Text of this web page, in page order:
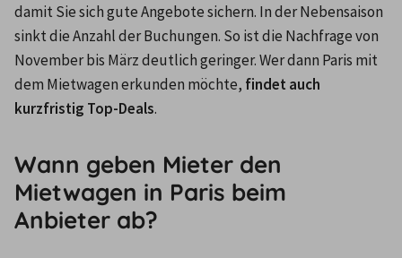
damit Sie sich gute Angebote sichern. In der Nebensaison
sinkt die Anzahl der Buchungen. So ist die Nachfrage von
November bis März deutlich geringer. Wer dann Paris mit
dem Mietwagen erkunden möchte, findet auch
kurzfristig Top-Deals.
Wann geben Mieter den
Mietwagen in Paris beim
Anbieter ab?